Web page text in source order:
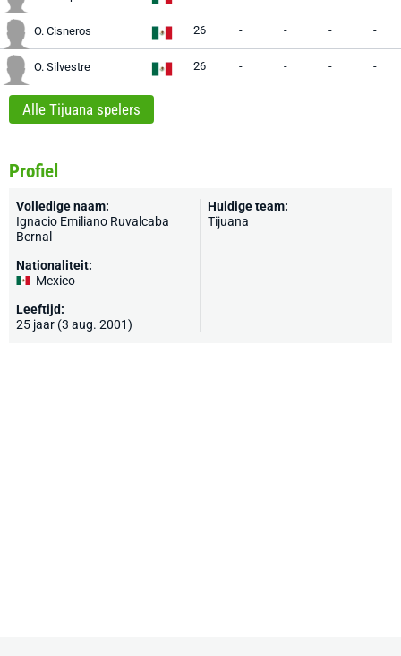
O. Cisneros 26 - - - -
O. Silvestre 26 - - - -
Alle Tijuana spelers
Profiel
Volledige naam:
Ignacio Emiliano Ruvalcaba
Bernal
Nationaliteit:
Mexico
Leeftijd:
25 jaar (3 aug. 2001)
Huidige team:
Tijuana